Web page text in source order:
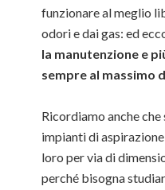
funzionare al meglio
odori e dai gas: ed
la manutenzione e
sempre al massimo
Ricordiamo anche
impianti di
loro per via di
perché bisogna